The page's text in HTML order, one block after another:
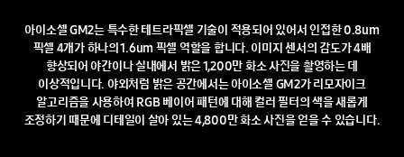
아이소셀 GM2는 특수한 테트라픽셀 기술이 적용되어 있어서 인접한 0.8um
픽셀 4개가 하나의 1.6um 픽셀 역할을 합니다. 이미지 센서의 감도가 4배
향상되어 야간이나 실내에서 밝은 1,200만 화소 사진을 촬영하는 데
이상적입니다. 야외처럼 밝은 공간에서는 아이소셀 GM2가 리모자이크
알고리즘을 사용하여 RGB 베이어 패턴에 대해 컬러 필터의 색을 새롭게
조정하기 때문에 디테일이 살아 있는 4,800만 화소 사진을 얻을 수 있습니다.